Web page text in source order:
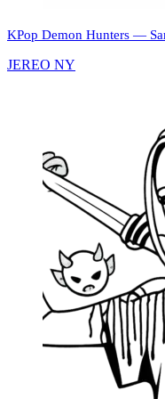
KPop Demon Hunters —
JEREO NY